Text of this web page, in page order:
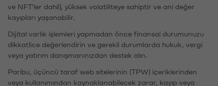
ve NFT'ler dahil), yüksek volatiliteye sahiptir ve ani değer
kayıpları yaşanabilir.
Dijital varlık işlemleri yapmadan önce finansal durumunuzu
dikkatlice değerlendirin ve gerekli durumlarda hukuk, vergi
veya yatırım danışmanınızdan destek alın.
Paribu, üçüncü taraf web sitelerinin (TPW) içeriklerinden
veya kullanımından kaynaklanabilecek zarar, kayıp veya